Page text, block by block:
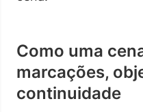
Como uma
marcações,
continuidade